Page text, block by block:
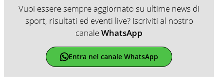
Vuoi essere sempre aggiornato su ultime news di
sport, risultati ed eventi live? Iscriviti al nostro
canaleWhatsApp
Entra nel canale WhatsApp